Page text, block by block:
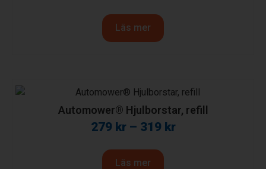
Läs mer
Automower® Hjulborstar, refill
279 kr– 319 kr
Läs mer